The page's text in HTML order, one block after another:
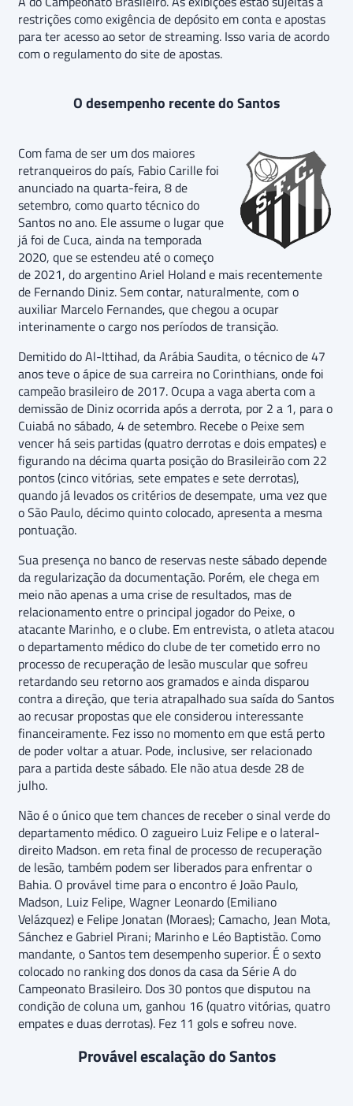
restrições como exigência de depósito em conta e apostas
para ter acesso ao setor de streaming. Isso varia de acordo
com o regulamento do site de apostas.
O desempenho recente do Santos
Com fama de ser um dos maiores
retranqueiros do país, Fabio Carille foi
anunciado na quarta-feira, 8 de
setembro, como quarto técnico do
Santos no ano. Ele assume o lugar que
já foi de Cuca, ainda na temporada
2020, que se estendeu até o começo
de 2021, do argentino Ariel Holand e mais recentemente
de Fernando Diniz. Sem contar, naturalmente, com o
auxiliar Marcelo Fernandes, que chegou a ocupar
interinamente o cargo nos períodos de transição.
Demitido do Al-Ittihad, da Arábia Saudita, o técnico de 47
anos teve o ápice de sua carreira no Corinthians, onde foi
campeão brasileiro de 2017. Ocupa a vaga aberta com a
demissão de Diniz ocorrida após a derrota, por 2 a 1, para o
Cuiabá no sábado, 4 de setembro. Recebe o Peixe sem
vencer há seis partidas (quatro derrotas e dois empates) e
figurando na décima quarta posição do Brasileirão com 22
pontos (cinco vitórias, sete empates e sete derrotas),
quando já levados os critérios de desempate, uma vez que
o São Paulo, décimo quinto colocado, apresenta a mesma
pontuação.
Sua presença no banco de reservas neste sábado depende
da regularização da documentação. Porém, ele chega em
meio não apenas a uma crise de resultados, mas de
relacionamento entre o principal jogador do Peixe, o
atacante Marinho, e o clube. Em entrevista, o atleta atacou
o departamento médico do clube de ter cometido erro no
processo de recuperação de lesão muscular que sofreu
retardando seu retorno aos gramados e ainda disparou
contra a direção, que teria atrapalhado sua saída do Santos
ao recusar propostas que ele considerou interessante
financeiramente. Fez isso no momento em que está perto
de poder voltar a atuar. Pode, inclusive, ser relacionado
para a partida deste sábado. Ele não atua desde 28 de
julho.
Não é o único que tem chances de receber o sinal verde do
departamento médico. O zagueiro Luiz Felipe e o lateral-
direito Madson. em reta final de processo de recuperação
de lesão, também podem ser liberados para enfrentar o
Bahia. O provável time para o encontro é João Paulo,
Madson, Luiz Felipe, Wagner Leonardo (Emiliano
Velázquez) e Felipe Jonatan (Moraes); Camacho, Jean Mota,
Sánchez e Gabriel Pirani; Marinho e Léo Baptistão. Como
mandante, o Santos tem desempenho superior. É o sexto
colocado no ranking dos donos da casa da Série A do
Campeonato Brasileiro. Dos 30 pontos que disputou na
condição de coluna um, ganhou 16 (quatro vitórias, quatro
empates e duas derrotas). Fez 11 gols e sofreu nove.
Provável escalação do Santos